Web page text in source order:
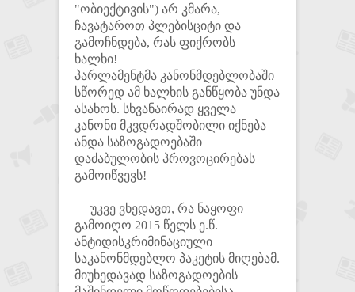
"ობიექტივის") არ კმარა,
ჩავატაროთ პლებისციტი და
გამოჩნდება, რას ფიქრობს
ხალხი!
პარლამენტმა კანონმდებლობაში
სწორედ ამ ხალხის განწყობა უნდა
ასახოს. სხვანაირად ყველა
კანონი მკვდრადშობილი იქნება
ანდა საზოგადოებაში
დაძაბულობის პროვოცირებას
გამოიწვევს!
უკვე ვხედავთ, რა ნაყოფი
გამოიღო 2015 წელს ე.წ.
ანტიდისკრიმინაციული
საკანონმდებლო პაკეტის მიღებამ.
მიუხედავად საზოგადოების